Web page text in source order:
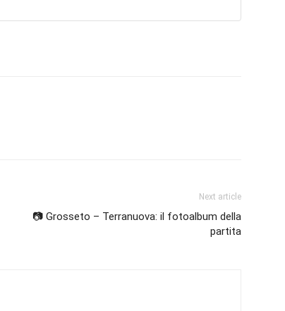
Next article
📷 Grosseto – Terranuova: il fotoalbum della
partita